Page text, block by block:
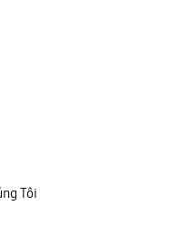
Tôi